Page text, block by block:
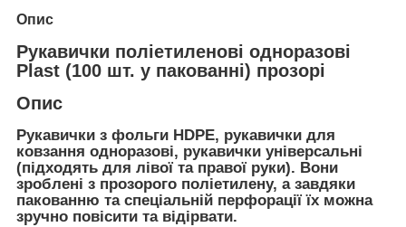
Опис
Рукавички поліетиленові одноразові
Plast (100 шт. у пакованні) прозорі
Опис
Рукавички з фольги HDPE, рукавички для
ковзання одноразові, рукавички універсальні
(підходять для лівої та правої руки). Вони
зроблені з прозорого поліетилену, а завдяки
пакованню та спеціальній перфорації їх можна
зручно повісити та відірвати.